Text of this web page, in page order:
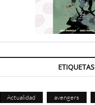
ETIQUETAS
Actualidad avengers